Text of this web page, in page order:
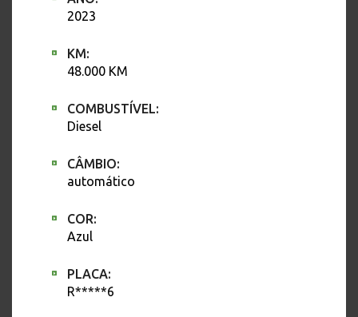
2023
KM:
48.000 KM
COMBUSTÍVEL:
Diesel
CÂMBIO:
automático
COR:
Azul
PLACA:
R*****6